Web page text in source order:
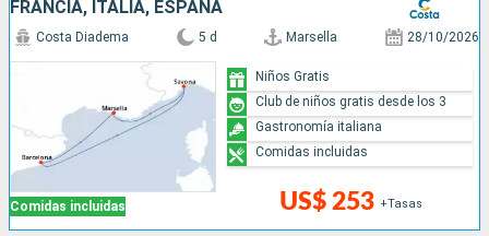
FRANCIA, ITALIA, ESPAÑA
Comidas incluidas
Costa Diadema 5 d Marsella 28/10/2026
US$ 253 +Tasas
Niños Gratis
Club de niños gratis desde los 3
Gastronomía italiana
Comidas incluidas